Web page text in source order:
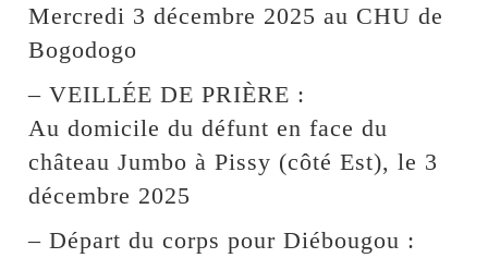
Mercredi 3 décembre 2025 au CHU de
Bogodogo
– VEILLÉE DE PRIÈRE :
Au domicile du défunt en face du
château Jumbo à Pissy (côté Est), le 3
décembre 2025
– Départ du corps pour Diébougou :